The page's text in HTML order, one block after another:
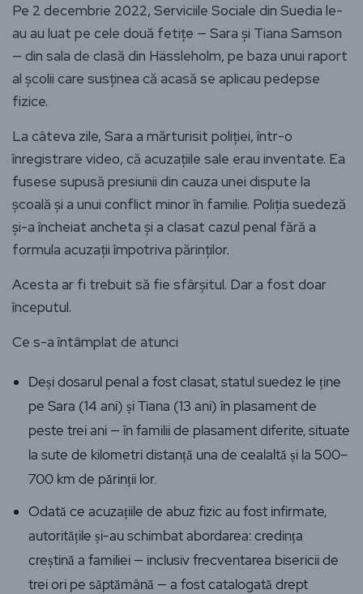
Pe 2 decembrie 2022, Serviciile Sociale din Suedia le-
au au luat pe cele două fetițe — Sara și Tiana Samson
— din sala de clasă din Hässleholm, pe baza unui raport
al școlii care susținea că acasă se aplicau pedepse
fizice.
La câteva zile, Sara a mărturisit poliției, într-o
înregistrare video, că acuzațiile sale erau inventate. Ea
fusese supusă presiunii din cauza unei dispute la
școală și a unui conflict minor în familie. Poliția suedeză
și-a încheiat ancheta și a clasat cazul penal fără a
formula acuzații împotriva părinților.
Acesta ar fi trebuit să fie sfârșitul. Dar a fost doar
începutul.
Ce s-a întâmplat de atunci
Deși dosarul penal a fost clasat, statul suedez le ține
pe Sara (14 ani) și Tiana (13 ani) în plasament de
peste trei ani — în familii de plasament diferite, situate
la sute de kilometri distanță una de cealaltă și la 500–
700 km de părinții lor.
Odată ce acuzațiile de abuz fizic au fost infirmate,
autoritățile și-au schimbat abordarea: credința
creștină a familiei — inclusiv frecventarea bisericii de
trei ori pe săptămână — a fost catalogată drept